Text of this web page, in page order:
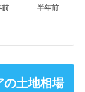
前 半年前
土地相場